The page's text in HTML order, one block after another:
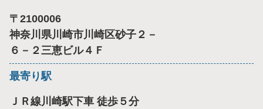
〒 2100006
神奈川県川崎市川崎区砂子２－
６－２三恵ビル４Ｆ
最寄り駅
ＪＲ線川崎駅下車 徒歩５分